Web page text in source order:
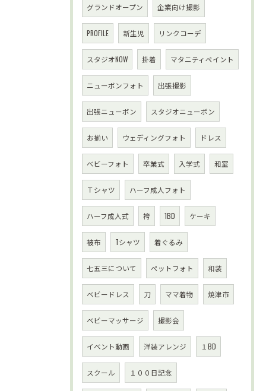
グランドオープン 企業向け撮影
PROFILE 新生児 リンクコーデ
スタジオNOW 掛着 マタニティペイント
ニューボンフォト 出張撮影
出張ニューボン スタジオニューボン
お揃い ウェディングフォト ドレス
べビーフォト 卒業式 入学式 和室
Ｔシャツ ハーフ成人フォト
ハーフ成人式 袴 1BD ケーキ
被布 Tシャツ 着ぐるみ
七五三について ペットフォト 和装
ベビードレス 刀 ママ着物 焼津市
ベビーマッサージ 撮影会
イベント動画 洋装アレンジ １BD
スクール １００日記念